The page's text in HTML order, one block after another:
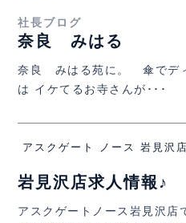
社長ブログ
奈良 みはる
奈良 みはる苑に。 傘でデ
は イケてるお寺さんが･･･
アスクゲート ノース 岩見沢店
岩見沢店求人情報♪
アスクゲートノース岩見沢店